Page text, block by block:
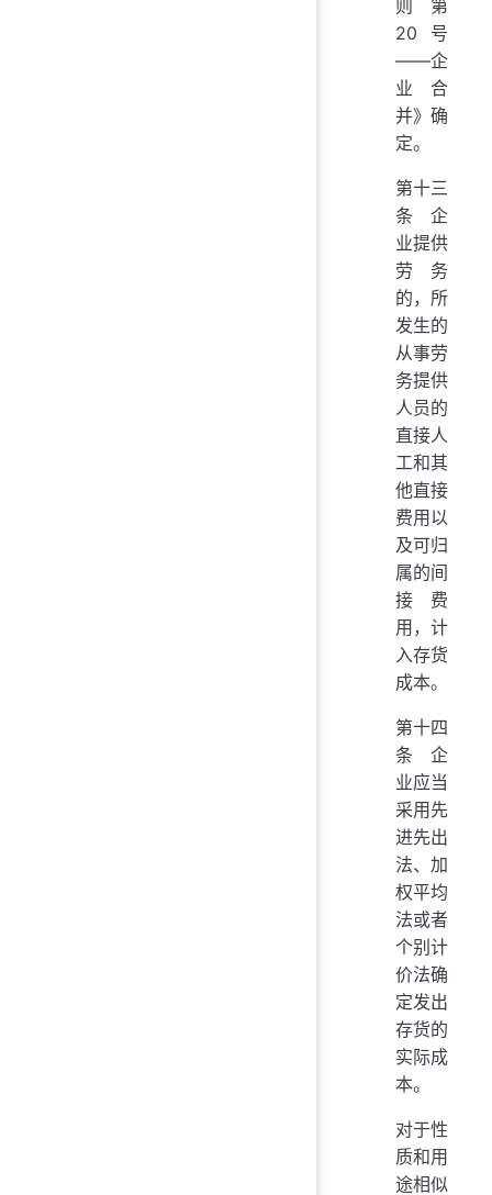
则第
20号
——企
业合
并》确
定。
第十三
条 企
业提供
劳务
的，所
发生的
从事劳
务提供
人员的
直接人
工和其
他直接
费用以
及可归
属的间
接费
用，计
入存货
成本。
第十四
条 企
业应当
采用先
进先出
法、加
权平均
法或者
个别计
价法确
定发出
存货的
实际成
本。
对于性
质和用
途相似